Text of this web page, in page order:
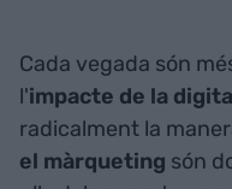
Cada vegada són
l'impacte de la
radicalment la
el màrqueting són